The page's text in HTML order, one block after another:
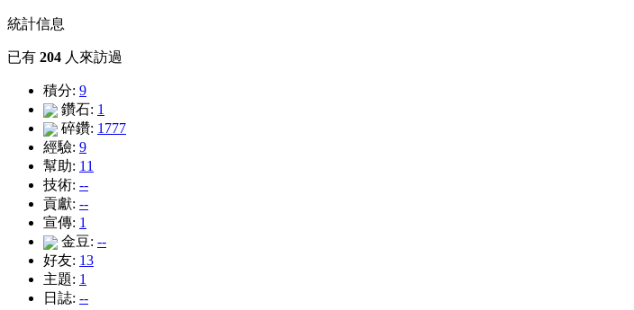
統計信息
已有 204 人來訪過
積分: 9
鑽石: 1
碎鑽: 1777
經驗: 9
幫助: 11
技術: --
貢獻: --
宣傳: 1
金豆: --
好友: 13
主題: 1
日誌: --